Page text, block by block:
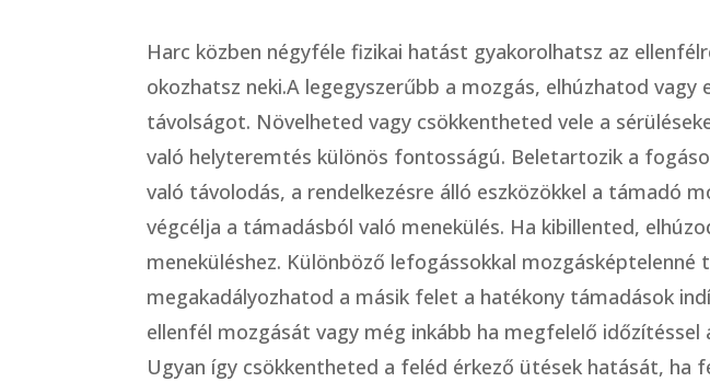
Harc közben négyféle fizikai hatást gyakorolhatsz az
okozhatsz neki.A legegyszerűbb a mozgás, elhúzhatod
távolságot. Növelheted vagy csökkentheted vele a
való helyteremtés különös fontosságú. Beletartozik a
való távolodás, a rendelkezésre álló eszközökkel a támadó
végcélja a támadásból való menekülés. Ha kibillented,
meneküléshez. Különböző lefogássokkal
megakadályozhatod a másik felet a hatékony támadások
ellenfél mozgását vagy még inkább ha megfelelő
Ugyan így csökkentheted a feléd érkező ütések hatását,